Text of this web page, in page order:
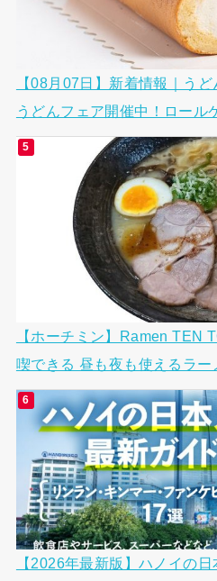
【08月07日】新着情報｜う
うどんフェア開催中！ロール
【ホーチミン】Ramen TEN
喫できる 昼も夜も使えるラー
【2026年最新版】ハノイの